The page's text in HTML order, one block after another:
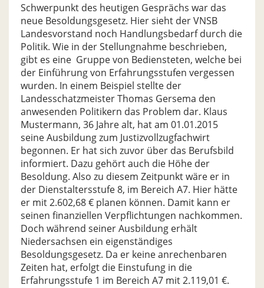
Schwerpunkt des heutigen Gesprächs war das
neue Besoldungsgesetz. Hier sieht der VNSB
Landesvorstand noch Handlungsbedarf durch die
Politik. Wie in der Stellungnahme beschrieben,
gibt es eine Gruppe von Bediensteten, welche bei
der Einführung von Erfahrungsstufen vergessen
wurden. In einem Beispiel stellte der
Landesschatzmeister Thomas Gersema den
anwesenden Politikern das Problem dar. Klaus
Mustermann, 36 Jahre alt, hat am 01.01.2015
seine Ausbildung zum Justizvollzugfachwirt
begonnen. Er hat sich zuvor über das Berufsbild
informiert. Dazu gehört auch die Höhe der
Besoldung. Also zu diesem Zeitpunkt wäre er in
der Dienstaltersstufe 8, im Bereich A7. Hier hätte
er mit 2.602,68 € planen können. Damit kann er
seinen finanziellen Verpflichtungen nachkommen.
Doch während seiner Ausbildung erhält
Niedersachsen ein eigenständiges
Besoldungsgesetz. Da er keine anrechenbaren
Zeiten hat, erfolgt die Einstufung in die
Erfahrungsstufe 1 im Bereich A7 mit 2.119,01 €.